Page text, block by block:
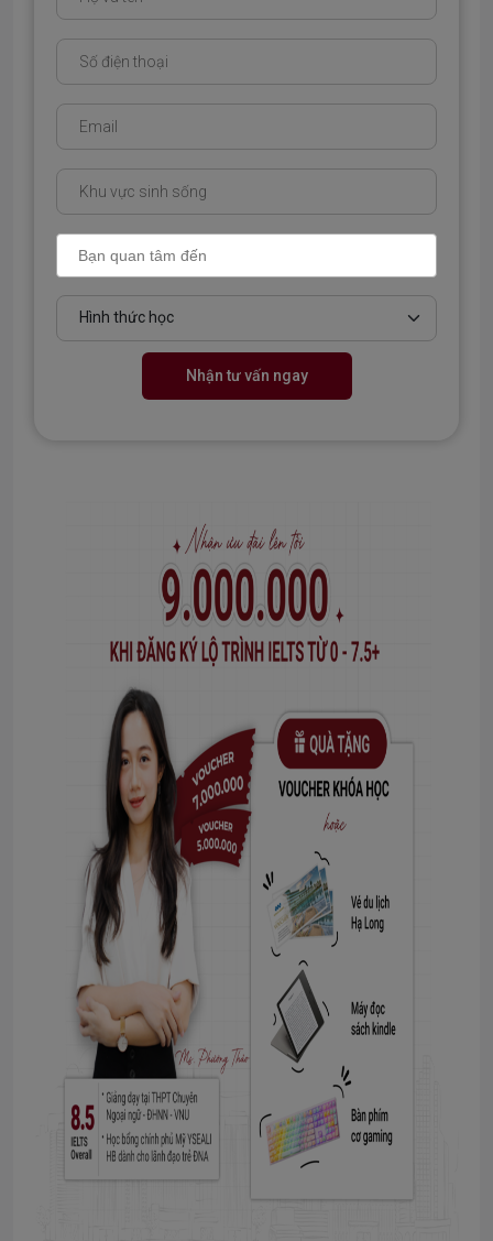
Nhận tư vấn ngay